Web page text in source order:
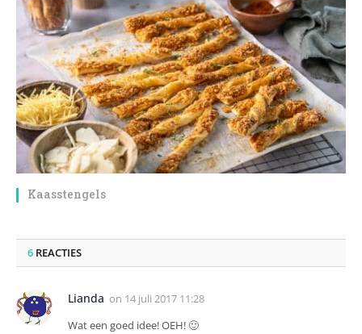
Kaasstengels
6 REACTIES
Lianda on 14 juli 2017 11:28
Wat een goed idee! OEH! 🙂